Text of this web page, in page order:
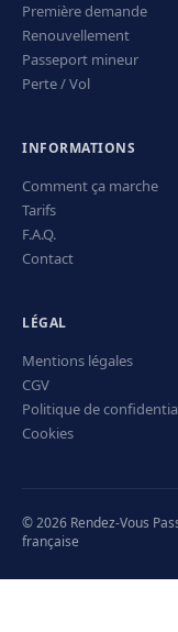
Première demande
Renouvellement
Passeport mineur
Perte / Vol
INFORMATIONS
Comment ça marche
Tarifs
F.A.Q.
Contact
LÉGAL
Mentions légales
CGV
Politique de
Cookies
© 2026 Rendez-Vous
française